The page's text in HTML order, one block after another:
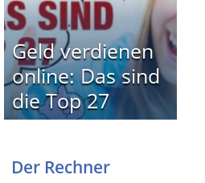
Geld verdienen
online: Das sind
die Top 27
Der Rechner